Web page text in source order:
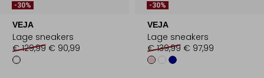
-30%
VEJA
Lage sneakers
€ 129,99 € 90,99
-30%
VEJA
Lage sneakers
€ 139,99 € 97,99